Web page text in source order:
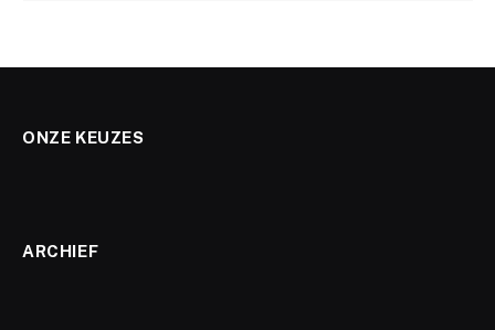
ONZE KEUZES
ARCHIEF